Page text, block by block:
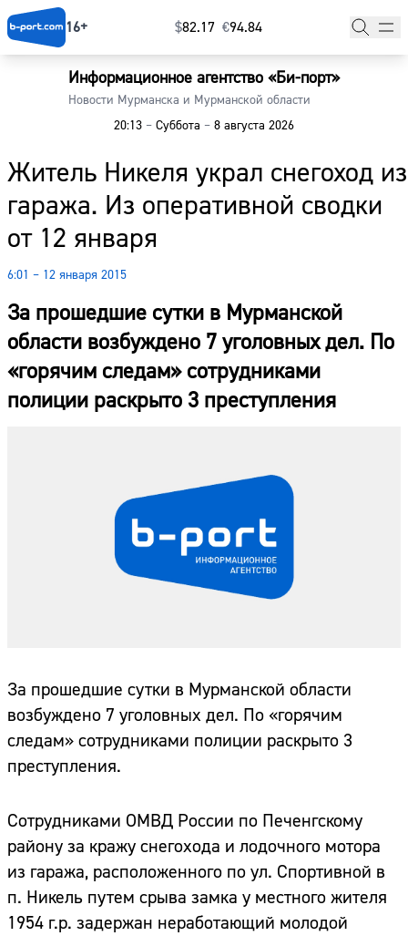
16+ $⁠82.17 €⁠94.84
Информационное агентство «Би-порт»
Новости Мурманска и Мурманской области
20:13 – Суббота – 8 августа 2026
Житель Никеля украл снегоход из
гаража. Из оперативной сводки
от 12 января
6:01 – 12 января 2015
За прошедшие сутки в Мурманской
области возбуждено 7 уголовных дел. По
«горячим следам» сотрудниками
полиции раскрыто 3 преступления
За прошедшие сутки в Мурманской области
возбуждено 7 уголовных дел. По «горячим
следам» сотрудниками полиции раскрыто 3
преступления.
Сотрудниками ОМВД России по Печенгскому
району за кражу снегохода и лодочного мотора
из гаража, расположенного по ул. Спортивной в
п. Никель путем срыва замка у местного жителя
1954 г.р. задержан неработающий молодой
Главная
Наши гости
Фоторепортажи
Погода
Курсы валют